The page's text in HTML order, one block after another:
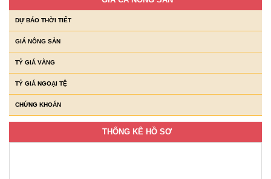
DỰ BÁO THỜI TIẾT
GIÁ NÔNG SẢN
TỶ GIÁ VÀNG
TỶ GIÁ NGOẠI TỆ
CHỨNG KHOÁN
THỐNG KÊ HỒ SƠ